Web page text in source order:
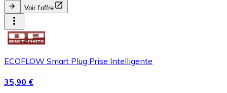
Voir l’offre
ECOFLOW Smart Plug Prise Intelligente
35,90 €